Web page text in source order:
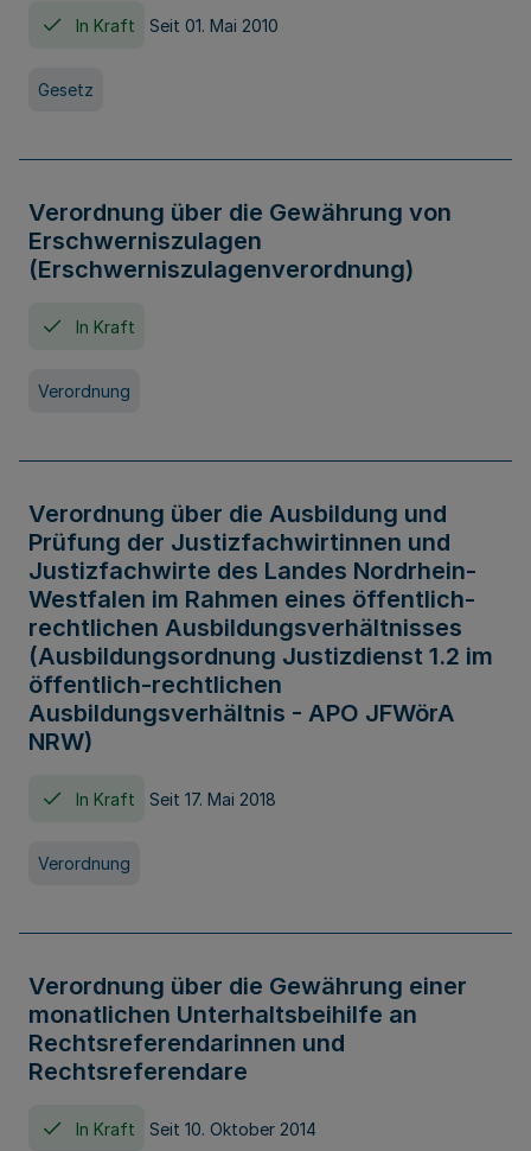
In Kraft Seit 01. Mai 2010
Gesetz
Verordnung über die Gewährung von
Erschwerniszulagen
(Erschwerniszulagenverordnung)
In Kraft
Verordnung
Verordnung über die Ausbildung und
Prüfung der Justizfachwirtinnen und
Justizfachwirte des Landes Nordrhein-
Westfalen im Rahmen eines öffentlich-
rechtlichen Ausbildungsverhältnisses
(Ausbildungsordnung Justizdienst 1.2 im
öffentlich-rechtlichen
Ausbildungsverhältnis - APO JFWörA
NRW)
In Kraft Seit 17. Mai 2018
Verordnung
Verordnung über die Gewährung einer
monatlichen Unterhaltsbeihilfe an
Rechtsreferendarinnen und
Rechtsreferendare
In Kraft Seit 10. Oktober 2014